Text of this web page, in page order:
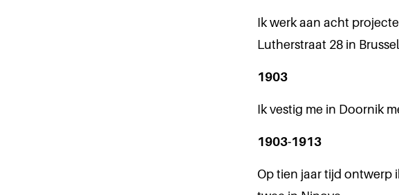
Ik werk aan acht
Lutherstraat 28 in
1903
Ik vestig me in Doornik
1903-1913
Op tien jaar tijd ontwerp